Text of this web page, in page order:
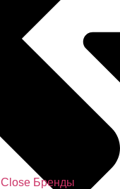
Close Бренды